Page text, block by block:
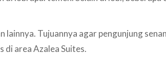
Tujuannya agar pengunjung
di area Azalea Suites.